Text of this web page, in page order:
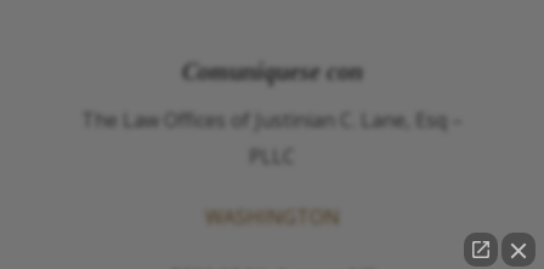
Comuníquese con
The Law Offices of Justinian C. Lane, Esq –
PLLC
WASHINGTON